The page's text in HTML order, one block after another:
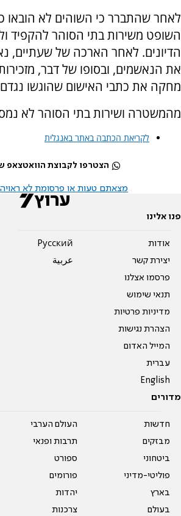
לאחר שהתברר כי השוהים לא הובאו
השופט משירות בתי הסוהר להקפיד
הדיונים. לאחר הארכה של שעתיים,
את הנאשמים, ובסופו של דבר,
מחקה את כתבי האישום שהוגשו
מהמשטרה ושירות בתי הסוהר לא
לקריאת הכתבה באתר באנגלית
הצטרפו לקבוצת הוואטצאפ
מצאתם טעות או פרסומת לא
פנו אלינו
אודות
יצירת קשר
פרסמו אצלנו
תנאי שימוש
מדיניות פרטיות
הצהרת נגישות
המייל האדום
עברית
English
Pусский
عربية
מדורים
חדשות
מבזקים
ביטחוני
פוליטי-מדיני
בארץ
בעולם
העולם הערבי
תרבות ופנאי
ספורט
פורומים
יהדות
צרכנות